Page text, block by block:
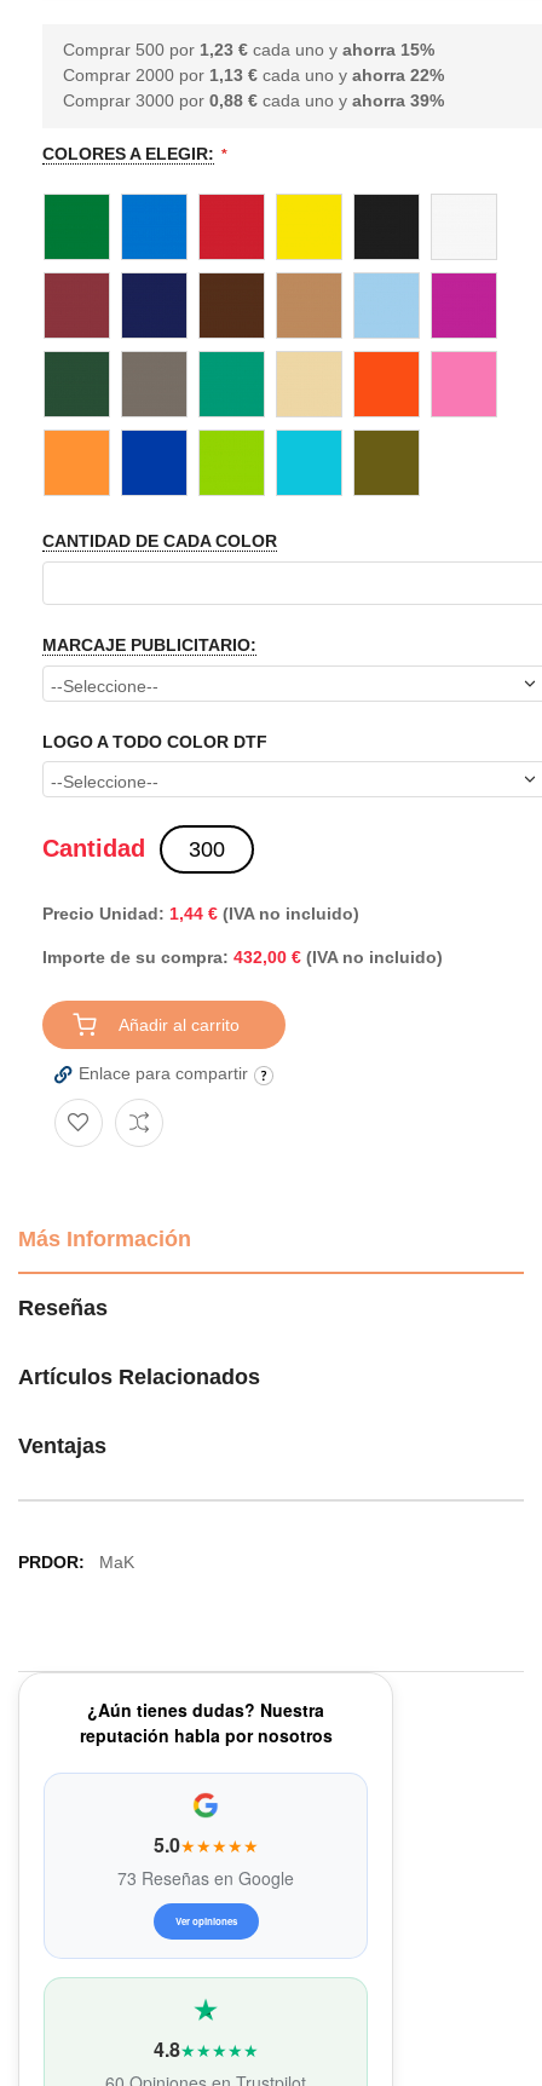
Comprar 500 por 1,23 € cada uno yahorra 15%
Comprar 2000 por 1,13 € cada uno yahorra22%
Comprar 3000 por0,88 € cada uno yahorra39%
COLORES A ELEGIR:
CANTIDAD DE CADA COLOR
MARCAJE PUBLICITARIO:
LOGO A TODO COLOR DTF
Cantidad
Precio Unidad: 1,44 € (IVA no incluido)
Importe de su compra: 432,00 € (IVA no incluido)
Añadir al carrito
Enlace para compartir
Más Información
Reseñas
Artículos Relacionados
Ventajas
Más
MaK
¿Aún tienes dudas? Nuestra
reputación habla por nosotros
5.0★★★★★
73 Reseñas en Google
Ver opiniones
4.8★★★★★